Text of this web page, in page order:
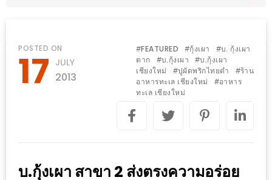
ความ
เป็น
เล่น
กัน
…
POSTED ON
17 JULY
2013
#FEATURED #กุ้งเผา #บ. กุ้งเผา
ตาก
#บ.กุ้งเผา #บ.กุ้งเผา
เชียงใหม่
#ปูผัดพริกไทยดำ #ร้าน
อาหารทะเล เชียงใหม่
#อาหาร
ทะเล เชียงใหม่
บ.กุ้งเผา สาขา 2 ส่งตรงความอร่อย